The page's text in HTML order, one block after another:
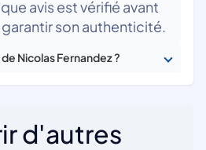
avis est vérifié avant
son authenticité.
Nicolas Fernandez ?
d'autres